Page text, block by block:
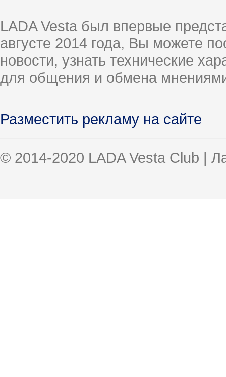
LADA Vesta был впервые
августе 2014 года, Вы можете
новости, узнать технические
для общения и обмена
Разместить рекламу на сайте
© 2014-2020 LADA Vesta Club |